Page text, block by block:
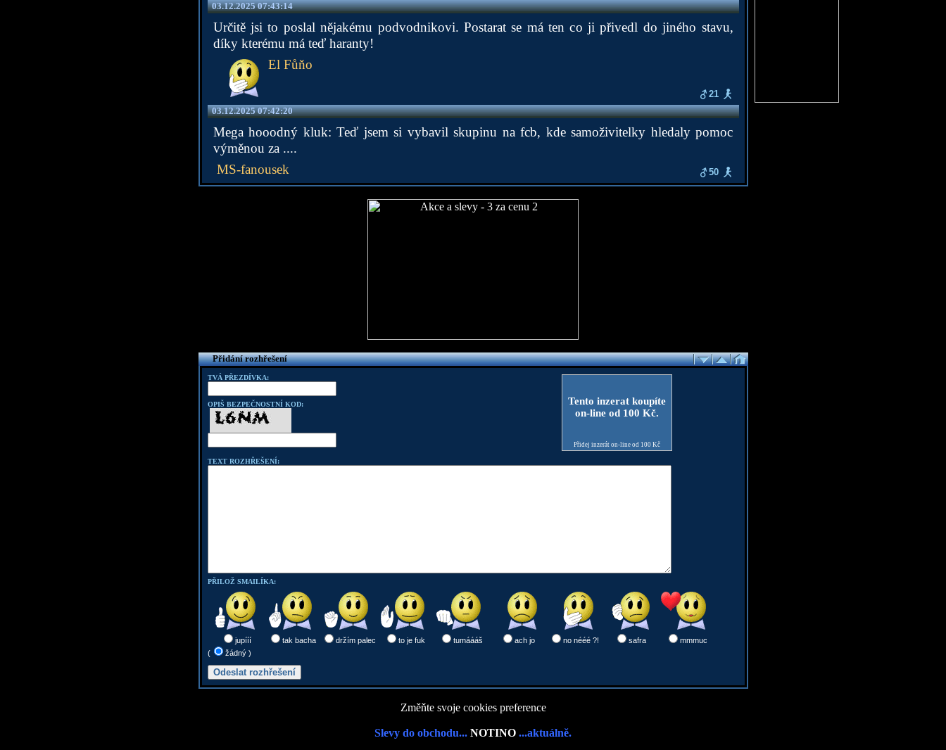
03.12.2025 07:43:14
Určitě jsi to poslal nějakému podvodnikovi. Postarat se má ten co ji přivedl do jiného stavu,
díky kterému má teď haranty!
El Fůňo
21
03.12.2025 07:42:20
Mega hooodný kluk: Teď jsem si vybavil skupinu na fcb, kde samoživitelky hledaly pomoc
výměnou za ....
MS-fanousek
50
Přidání rozhřešení
TVÁ PŘEZDÍVKA:
OPIŠ BEZPEČNOSTNÍ KOD:
Tento inzerat koupíte
on-line od 100 Kč.
Přidej inzerát on-line od 100 Kč
TEXT ROZHŘEŠENÍ:
PŘILOŽ SMAILÍKA:
jupííí tak bacha držím palec to je fuk tumáááš ach jo no nééé ?! safra
mmmuc
(
žádný )
Změňte svoje cookies preference
Slevy do obchodu... NOTINO ...aktuálně.